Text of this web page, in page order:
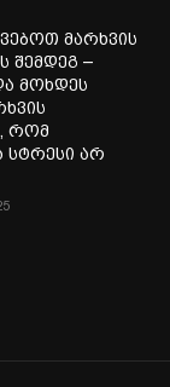
მარხვის
შემდეგ –
მოხდეს
რომ
სტრესი არ